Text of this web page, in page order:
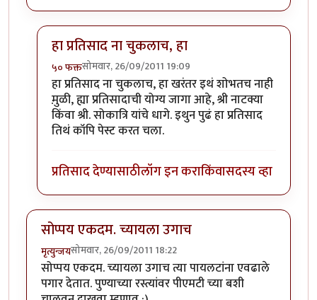
हा प्रतिसाद ना चुकलाच, हा
५० फक्तसोमवार, 26/09/2011 19:09
In reply toयाही भागात एकदम इण्टरेस्टिंगbyमी ऋचा
हा प्रतिसाद ना चुकलाच, हा खरंतर इथं शोभतच नाही
मु़ळी, ह्या प्रतिसादाची योग्य जागा आहे, श्री नाटक्या
किंवा श्री. सोकात्रि यांचे धागे. इथुन पुढं हा प्रतिसाद
तिथं कॉपि पेस्ट करत चला.
प्रतिसाद देण्यासाठीलॉग इन कराकिंवासदस्य व्हा
सोप्पय एकदम. च्यायला उगाच
मृत्युन्जयसोमवार, 26/09/2011 18:22
सोप्पय एकदम. च्यायला उगाच त्या पायलटांना एवढाले
पगार देतात. पुण्याच्या रस्त्यांवर पीएमटी च्या बशी